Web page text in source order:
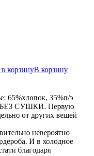
корзинуВ корзину
65%хлопок, 35%п/э
БЕЗ СУШКИ. Первую
от других вещей
невероятно
И в холодное
благодаря